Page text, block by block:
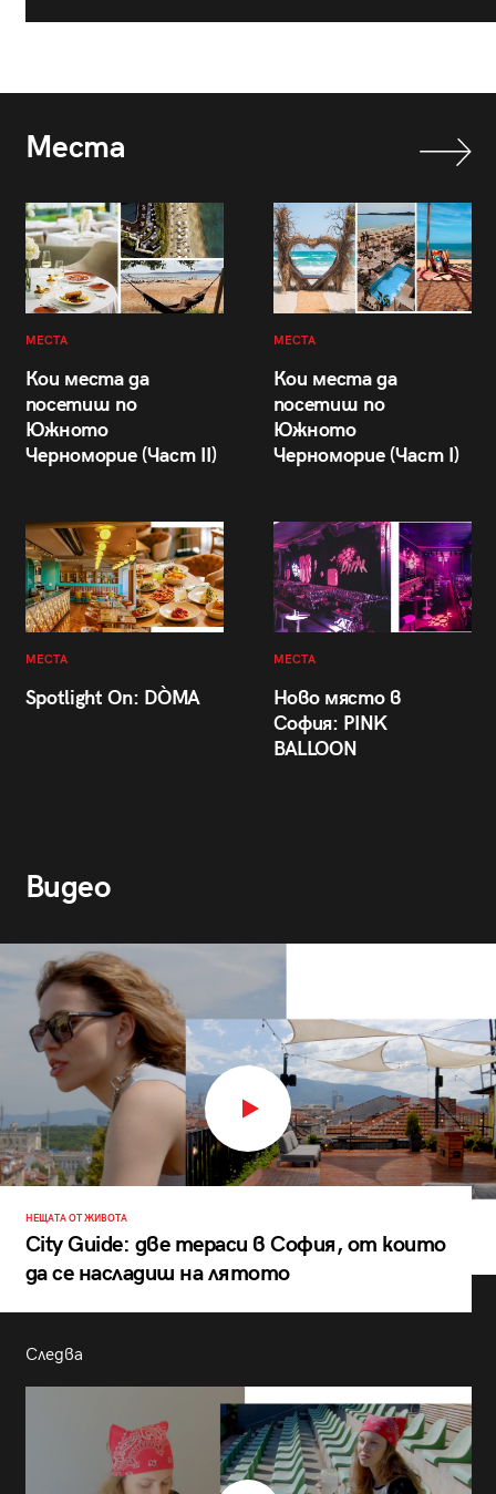
Места
МЕСТА
Кои места да
посетиш по
Южното
Черноморие (Част II)
МЕСТА
Кои места да
посетиш по
Южното
Черноморие (Част I)
МЕСТА
Spotlight On: DÒMA
МЕСТА
Ново място в
София: PINK
BALLOON
Видео
НЕЩАТА ОТ ЖИВОТА
City Guide: две тераси в София, от които
да се насладиш на лятото
Следва